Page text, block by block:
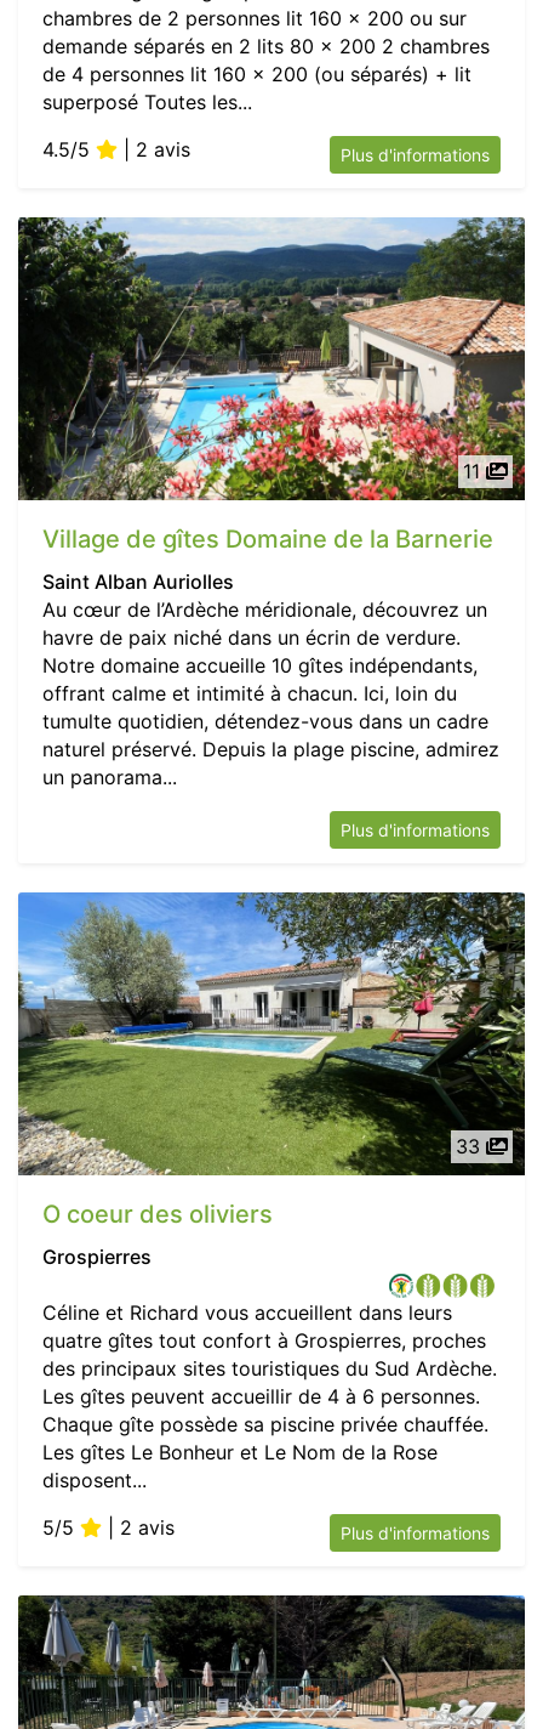
chambres de 2 personnes lit 160 x 200 ou sur
demande séparés en 2 lits 80 x 200 2 chambres
de 4 personnes lit 160 x 200 (ou séparés) + lit
superposé Toutes les...
4.5/5
| 2 avis Plus d'informations
11
Village de gîtes Domaine de la Barnerie
Saint Alban Auriolles
Au cœur de l’Ardèche méridionale, découvrez un
havre de paix niché dans un écrin de verdure.
Notre domaine accueille 10 gîtes indépendants,
offrant calme et intimité à chacun. Ici, loin du
tumulte quotidien, détendez-vous dans un cadre
naturel préservé. Depuis la plage piscine, admirez
un panorama...
Plus d'informations
33
O coeur des oliviers
Grospierres
Céline et Richard vous accueillent dans leurs
quatre gîtes tout confort à Grospierres, proches
des principaux sites touristiques du Sud Ardèche.
Les gîtes peuvent accueillir de 4 à 6 personnes.
Chaque gîte possède sa piscine privée chauffée.
Les gîtes Le Bonheur et Le Nom de la Rose
disposent...
5/5
| 2 avis Plus d'informations